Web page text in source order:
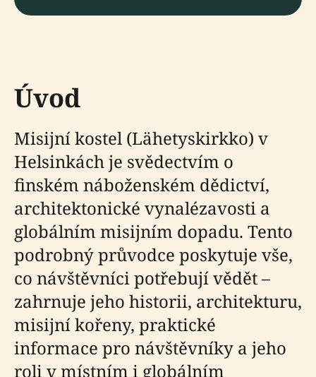
Úvod
Misijní kostel (Lähetyskirkko) v
Helsinkách je svědectvím o
finském náboženském dědictví,
architektonické vynalézavosti a
globálním misijním dopadu. Tento
podrobný průvodce poskytuje vše,
co návštěvníci potřebují vědět –
zahrnuje jeho historii, architekturu,
misijní kořeny, praktické
informace pro návštěvníky a jeho
roli v místním i globálním